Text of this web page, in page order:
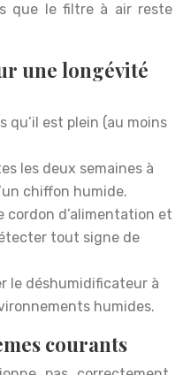
que le filtre à air reste
une longévité
qu’il est plein (au moins
les deux semaines à
chiffon humide.
cordon d’alimentation et
tout signe de
le déshumidificateur à
humides.
courants